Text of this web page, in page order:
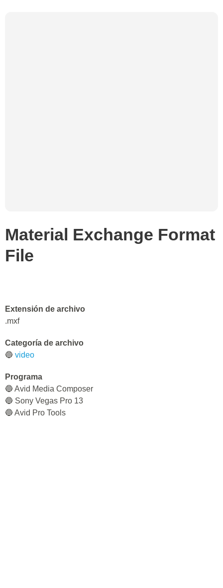
Material Exchange Format
File
Extensión de archivo
.mxf
Categoría de archivo
🔵 video
Programa
🔵 Avid Media Composer
🔵 Sony Vegas Pro 13
🔵 Avid Pro Tools